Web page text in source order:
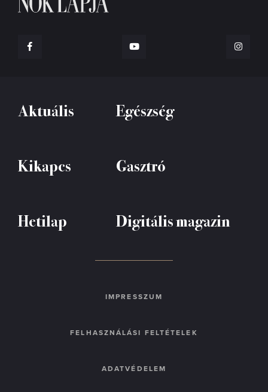
Aktuális Egészség
Kikapcs Gasztró
Hetilap Digitális magazin
IMPRESSZUM
FELHASZNÁLÁSI FELTÉTELEK
ADATVÉDELEM